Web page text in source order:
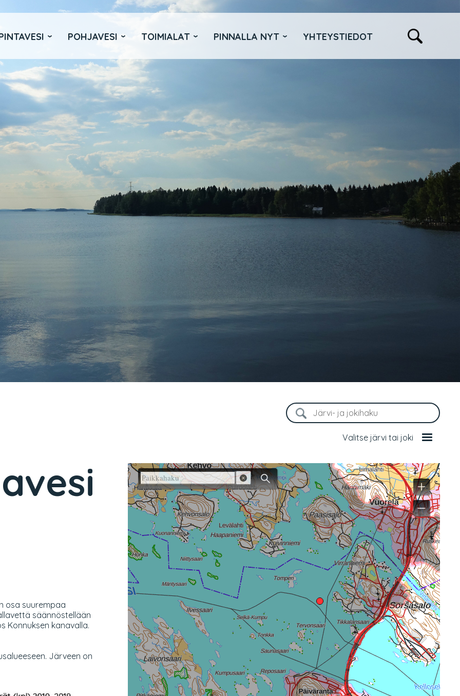
POHJAVESI TOIMIALAT PINNALLA NYT YHTEYSTIEDOT
Valitse järvi tai joki
osa suurempaa
säännöstellään
Konnuksen kanavalla.
Järveen on